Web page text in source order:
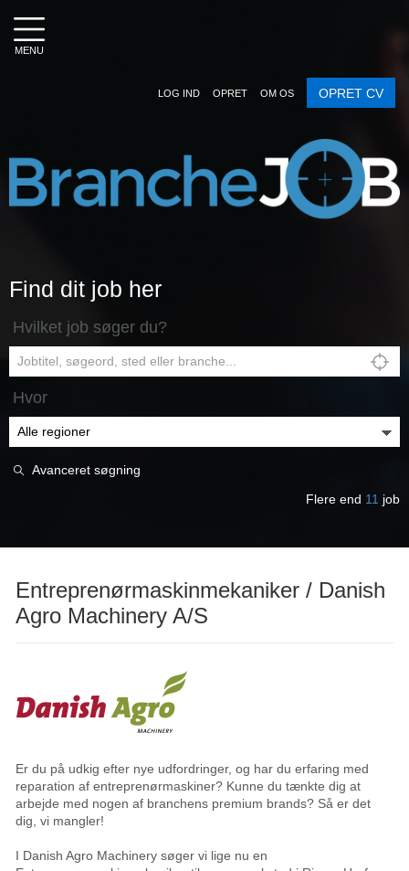
MENU
LOG IND OPRET OM OS OPRET CV
Find dit job her
Hvilket job søger du?
Hvor
Avanceret søgning
Flere end 11 job
Entreprenørmaskinmekaniker / Danish
Agro Machinery A/S
Er du på udkig efter nye udfordringer, og har du erfaring med
reparation af entreprenørmaskiner? Kunne du tænkte dig at
arbejde med nogen af branchens premium brands? Så er det
dig, vi mangler!
I Danish Agro Machinery søger vi lige nu en